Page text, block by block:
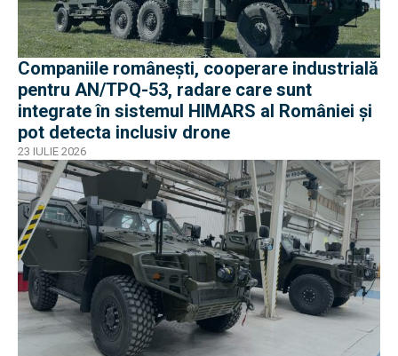
Companiile românești, cooperare industrială
pentru AN/TPQ-53, radare care sunt
integrate în sistemul HIMARS al României și
pot detecta inclusiv drone
23 IULIE 2026